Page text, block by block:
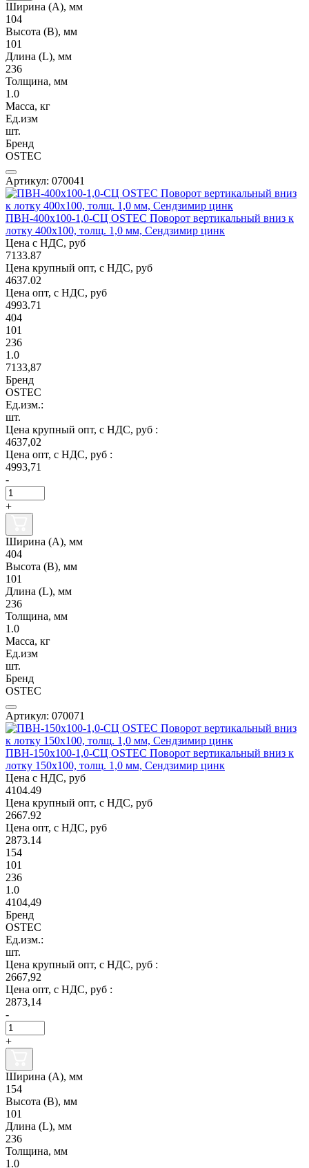
Ширина (А), мм
104
Высота (В), мм
101
Длина (L), мм
236
Толщина, мм
1.0
Масса, кг
Ед.изм
шт.
Бренд
OSTEC
Артикул: 070041
ПВН-400х100-1,0-СЦ OSTEC Поворот вертикальный вниз к
лотку 400х100, толщ. 1,0 мм, Сендзимир цинк
Цена с НДС, руб
7133.87
Цена крупный опт, с НДС, руб
4637.02
Цена опт, с НДС, руб
4993.71
404
101
236
1.0
7133,87
Бренд
OSTEC
Ед.изм.:
шт.
Цена крупный опт, с НДС, руб :
4637,02
Цена опт, с НДС, руб :
4993,71
-
+
Ширина (А), мм
404
Высота (В), мм
101
Длина (L), мм
236
Толщина, мм
1.0
Масса, кг
Ед.изм
шт.
Бренд
OSTEC
Артикул: 070071
ПВН-150х100-1,0-СЦ OSTEC Поворот вертикальный вниз к
лотку 150х100, толщ. 1,0 мм, Сендзимир цинк
Цена с НДС, руб
4104.49
Цена крупный опт, с НДС, руб
2667.92
Цена опт, с НДС, руб
2873.14
154
101
236
1.0
4104,49
Бренд
OSTEC
Ед.изм.:
шт.
Цена крупный опт, с НДС, руб :
2667,92
Цена опт, с НДС, руб :
2873,14
-
+
Ширина (А), мм
154
Высота (В), мм
101
Длина (L), мм
236
Толщина, мм
1.0